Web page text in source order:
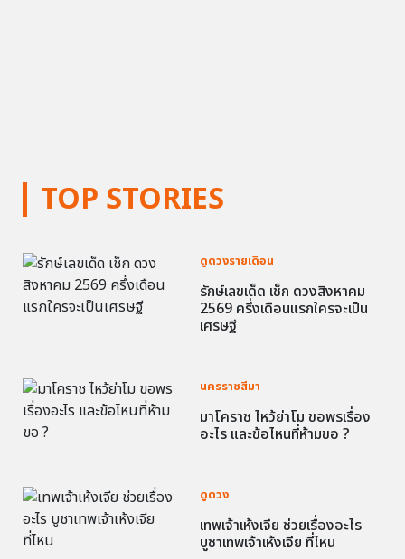
TOP STORIES
ดูดวงรายเดือน
รักษ์เลขเด็ด เช็ก ดวงสิงหาคม
2569 ครึ่งเดือนแรกใครจะเป็น
เศรษฐี
นครราชสีมา
มาโคราช ไหว้ย่าโม ขอพรเรื่อง
อะไร และข้อไหนที่ห้ามขอ ?
ดูดวง
เทพเจ้าเห้งเจีย ช่วยเรื่องอะไร
บูชาเทพเจ้าเห้งเจีย ที่ไหน